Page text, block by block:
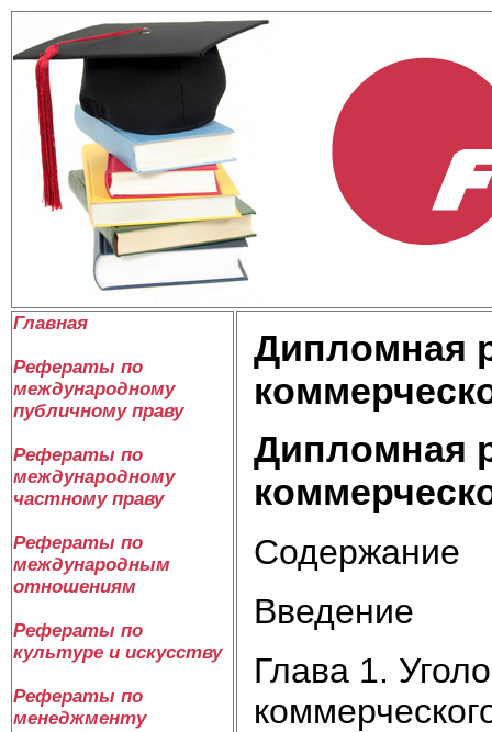
Главная
Рефераты по
международному
публичному праву
Рефераты по
международному
частному праву
Рефераты по
международным
отношениям
Рефераты по
культуре и искусству
Рефераты по
менеджменту
Дипломная
Дипломная
Содержание
Введение
Глава 1.